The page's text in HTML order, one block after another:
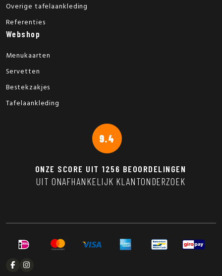
Overige tafelaankleding
Referenties
Webshop
Menukaarten
Servetten
Bestekzakjes
Tafelaankleding
9.4
ONZE SCORE UIT 1256 BEOORDELINGEN
UIT ONAFHANKELIJK KLANTONDERZOEK